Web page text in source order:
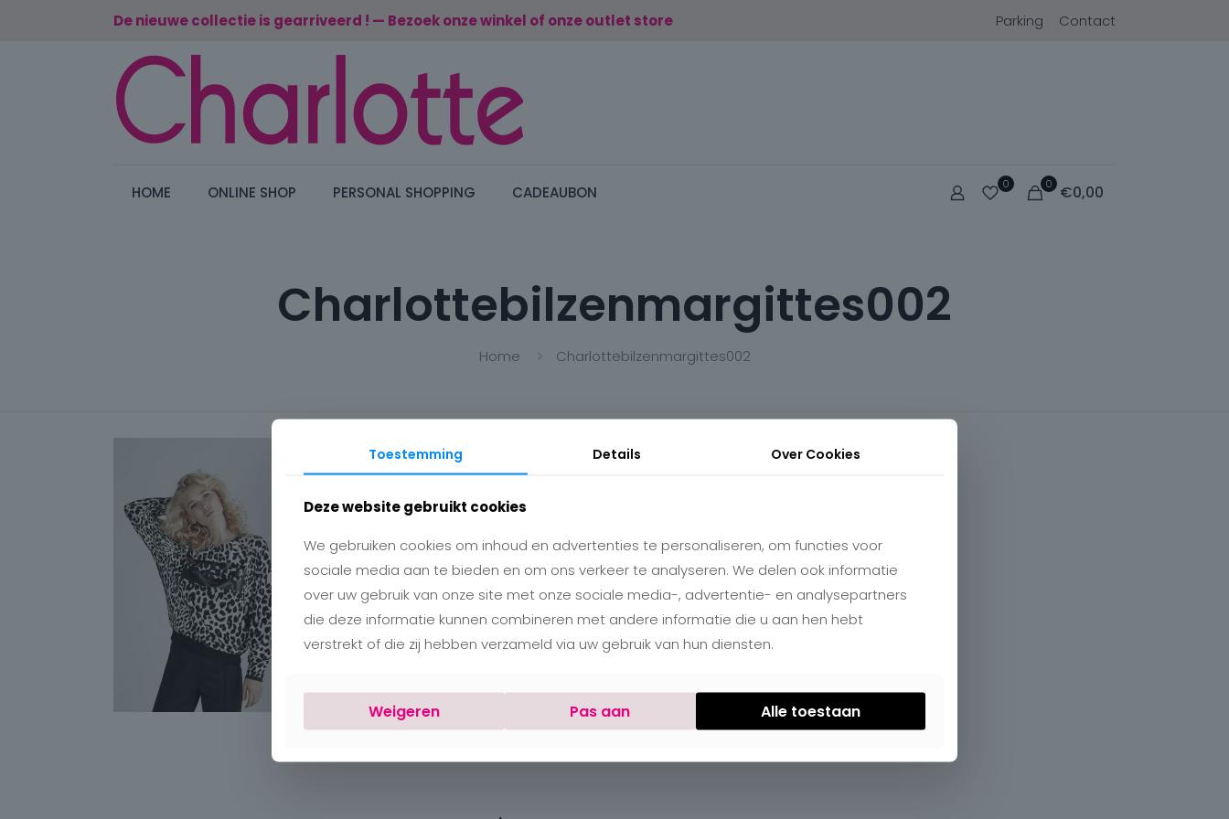
De nieuwe collectie is gearriveerd ! — Bezoek onze winkel of onze outlet store Parking Contact
HOME ONLINE SHOP PERSONAL SHOPPING CADEAUBON 0 0 €0,00
Charlottebilzenmargittes002
Home Charlottebilzenmargittes002
Toestemming Details Over Cookies
Deze website gebruikt cookies
We gebruiken cookies om inhoud en advertenties te personaliseren, om functies voor
sociale media aan te bieden en om ons verkeer te analyseren. We delen ook informatie
over uw gebruik van onze site met onze sociale media-, advertentie- en analysepartners
die deze informatie kunnen combineren met andere informatie die u aan hen hebt
verstrekt of die zij hebben verzameld via uw gebruik van hun diensten.
Weigeren Pas aan Alle toestaan